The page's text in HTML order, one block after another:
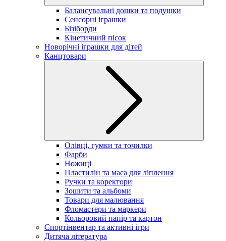
Балансувальні дошки та подушки
Сенсорні іграшки
Бізіборди
Кінетичний пісок
Новорічні іграшки для дітей
Канцтовари
Олівці, гумки та точилки
Фарби
Ножиці
Пластилін та маса для ліплення
Ручки та коректори
Зошити та альбоми
Товари для малювання
Фломастери та маркери
Кольоровий папір та картон
Спортінвентар та активні ігри
Дитяча література